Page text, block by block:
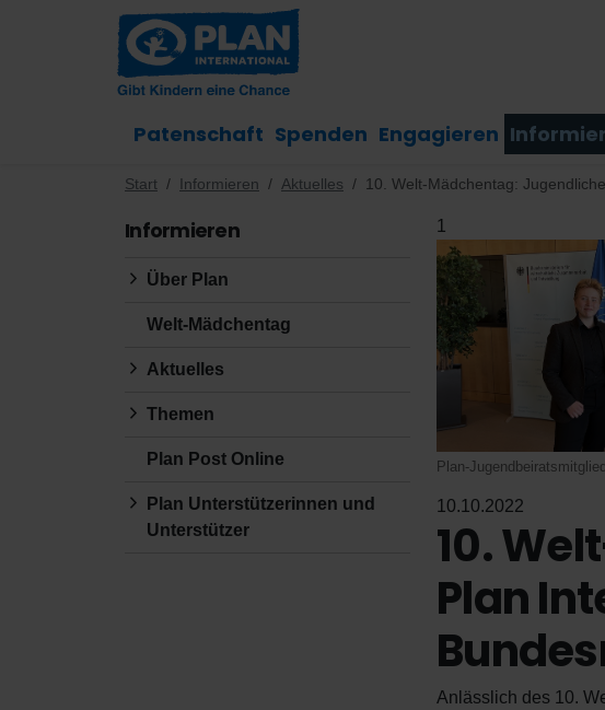
Patenschaft Spenden Engagieren
Start Informieren Aktuelles 10. Welt-Mädchentag:
Informieren
Über Plan
Welt-Mädchentag
Aktuelles
Themen
Plan Post Online
Plan Unterstützerinnen und
Unterstützer
1
Plan-
10.10.2022
10.
Plan
Anlässlich des 10.